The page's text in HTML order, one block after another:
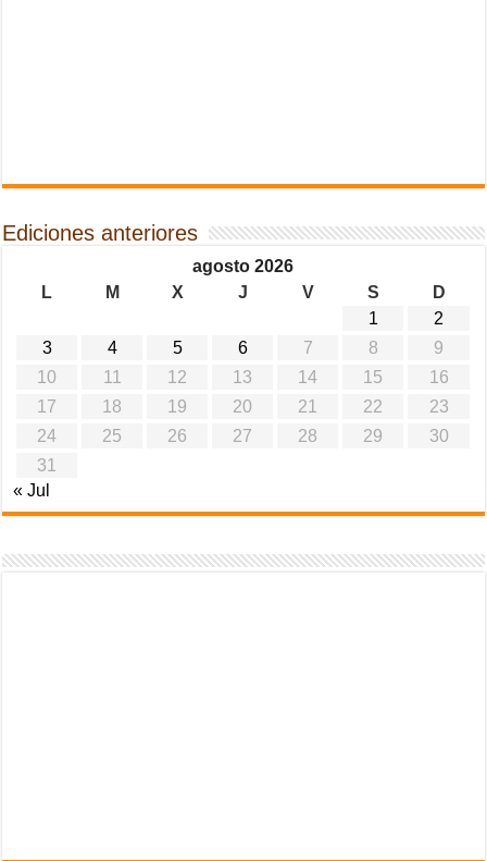
Ediciones anteriores
agosto 2026
L
M X J V S
D
1
2
3
4 5 6 7 8
9
10
11 12 13 14 15
16
17
18 19 20 21 22
23
24
25 26 27 28 29
30
31
« Jul